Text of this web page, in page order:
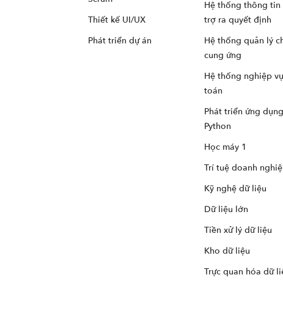
Thiết kế UI/UX
Phát triển dự án
Hệ thống thông tin
trợ ra quyết định
Hệ thống quản lý
cung ứng
Hệ thống nghiệp
toán
Phát triển ứng dụng
Python
Học máy 1
Trí tuệ doanh
Kỹ nghệ dữ liệu
Dữ liệu lớn
Tiền xử lý dữ liệu
Kho dữ liệu
Trực quan hóa dữ